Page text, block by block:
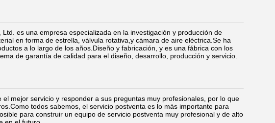
es una empresa especializada en la investigación y producción de
en forma de estrella, válvula rotativa,y cámara de aire eléctrica.Se ha
a lo largo de los años.Diseño y fabricación, y es una fábrica con los
de garantía de calidad para el diseño, desarrollo, producción y servicio.
mejor servicio y responder a sus preguntas muy profesionales, por lo que
todos sabemos, el servicio postventa es lo más importante para
para construir un equipo de servicio postventa muy profesional y de alto